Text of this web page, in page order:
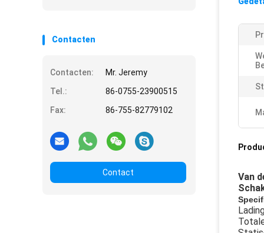
Contacten
Contacten:
Mr. Jeremy
Tel.:
86-0755-23900515
Fax:
86-755-82779102
Contact
Van